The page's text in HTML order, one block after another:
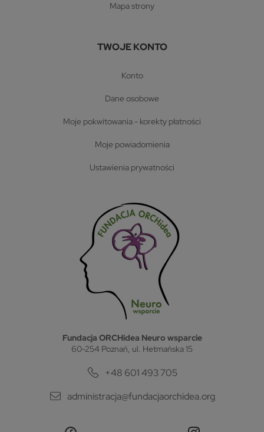
mapa strony
TWOJE KONTO
konto
dane osobowe
moje pokwitowania - korekty płatności
moje powiadomienia
ustawienia prywatności
Fundacja ORCHidea Neuro wsparcie
60-254 Poznań, ul. Hetmańska 15
+48 601 493 705
administracja@fundacjaorchidea.org